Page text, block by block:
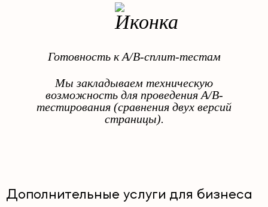
Готовность к A/B-сплит-тестам
Мы закладываем техническую
возможность для проведения A/B-
тестирования (сравнения двух версий
страницы).
Дополнительные услуги для бизнеса